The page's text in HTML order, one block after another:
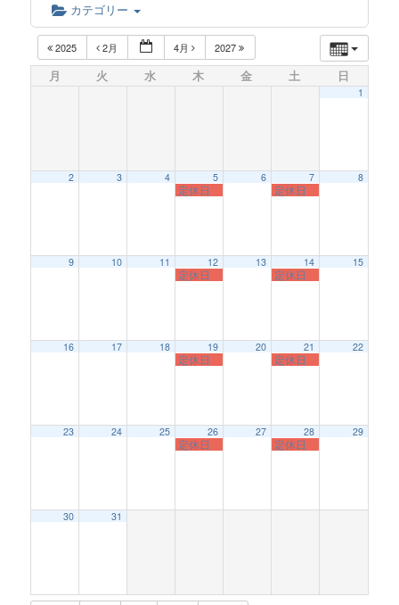
カテゴリー
2025 2月 4月 2027
月 火 水 木 金 土 日
1
2 3 4 5
定休日
6 7
定休日
8
9 10 11 12
定休日
13 14
定休日
15
16 17 18 19
定休日
20 21
定休日
22
23 24 25 26
定休日
27 28
定休日
29
30 31